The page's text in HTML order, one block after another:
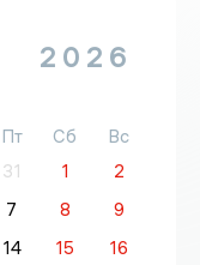
2026
Пт Сб
Вс
31 1
2
7 8
9
14 15
16